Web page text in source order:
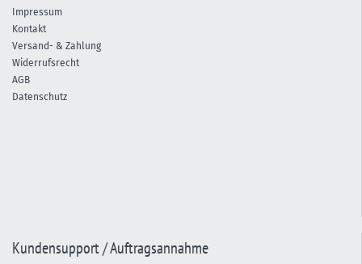
Impressum
Kontakt
Versand- & Zahlung
Widerrufsrecht
AGB
Datenschutz
Kundensupport / Auftragsannahme